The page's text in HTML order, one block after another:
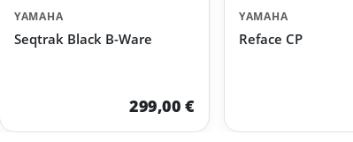
YAMAHA
Seqtrak Black B-Ware
299,00 €
YAMAHA
Reface CP